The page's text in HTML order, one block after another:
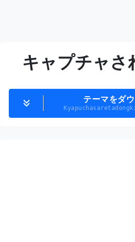
キャプチャさ
テーマをダ